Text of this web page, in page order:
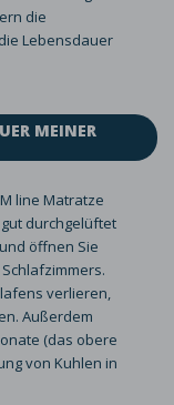
die
Lebensdauer
MEINER
line Matratze
durchgelüftet
öffnen Sie
verlieren,
Außerdem
(das obere
von Kuhlen in